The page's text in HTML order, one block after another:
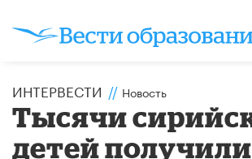
ИНТЕРВЕСТИ // Новость
Тысячи
детей получили